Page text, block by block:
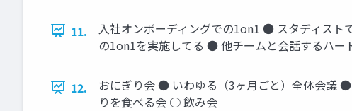
11.
入社オンボーディングでの1on1 ● スタディスト
の1on1を実施してる ● 他チームと会話するハ
12.
おにぎり会 ● いわゆる（3ヶ月ごと）全体会議
りを食べる会 ○ 飲み会